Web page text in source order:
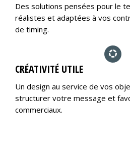
Des solutions pensées pour le
réalistes et adaptées à vos
de timing.
CRÉATIVITÉ UTILE
Un design au service de vos
structurer votre message et
commerciaux.